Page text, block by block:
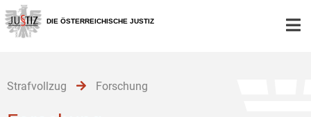
Zur
Hauptnavigation
[1]
Zum
Inhalt
[2]
Zum
Untermenü
[3]
DIE ÖSTERREICHISCHE JUSTIZ
Strafvollzug Forschung